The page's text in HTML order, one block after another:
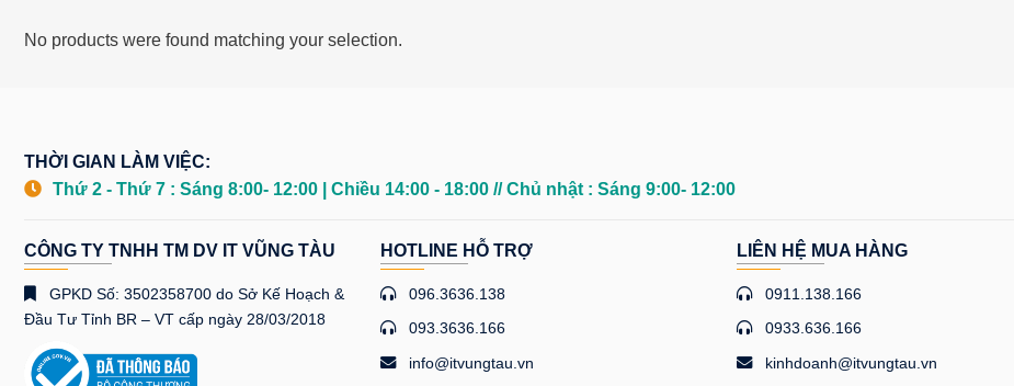
No products were found matching your selection.
THỜI GIAN LÀM VIỆC:
Thứ 2 - Thứ 7 : Sáng 8:00- 12:00 | Chiều 14:00 - 18:00 // Chủ nhật : Sáng 9:00- 12:00
CÔNG TY TNHH TM DV IT VŨNG TÀU
GPKD Số: 3502358700 do Sở Kế Hoạch &
Đầu Tư Tỉnh BR – VT cấp ngày 28/03/2018
HOTLINE HỖ TRỢ
096.3636.138
093.3636.166
info@itvungtau.vn
LIÊN HỆ MUA HÀNG
0911.138.166
0933.636.166
kinhdoanh@itvungtau.vn